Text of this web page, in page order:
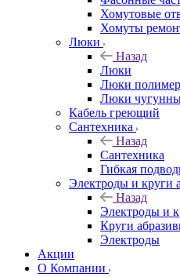
Хомутовые
Хомуты
Люки
Назад
Люки
Люки
Люки
Кабель греющий
Сантехника
Назад
Сантехника
Гибкая
Электроды и круги
Назад
Электроды и
Круги
Электроды
Акции
О Компании